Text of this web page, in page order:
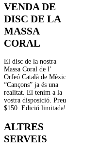
VENDA DE
DISC DE LA
MASSA
CORAL
El disc de la nostra
Massa Coral de l’
Orfeó Català de Mèxic
“Cançons” ja és una
realitat. El tenim a la
vostra disposició. Preu
$150. Edició limitada!
ALTRES
SERVEIS